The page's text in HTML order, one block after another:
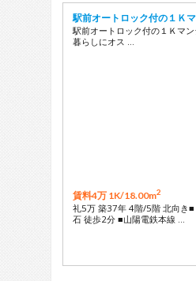
駅前オートロック付の１Ｋ
駅前オートロック付の１Ｋマ
暮らしにオス …
賃料4万 1K/18.00m2
礼5万 築37年 4階/5階 北向き■
石 徒歩2分 ■山陽電鉄本線 …